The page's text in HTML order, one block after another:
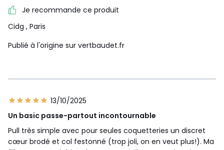
Je recommande ce produit
Cidg , Paris
Publié à l'origine sur vertbaudet.fr
13/10/2025
Un basic passe-partout incontournable
Pull très simple avec pour seules coquetteries un discret
cœur brodé et col festonné (trop joli, on en veut plus!). Ma